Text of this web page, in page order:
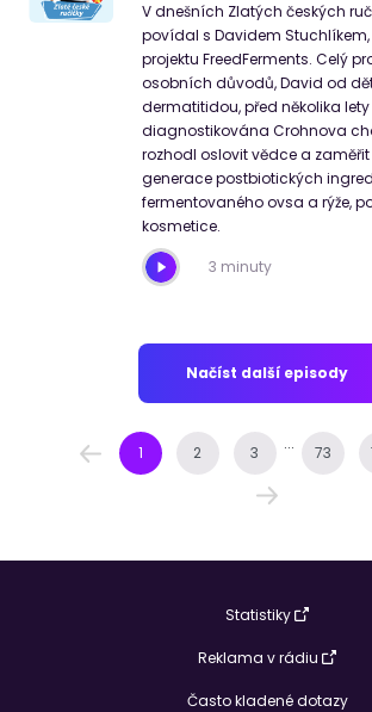
V dnešních Zlatých českých
povídal s Davidem
projektu FreedFerments. Celý
osobních důvodů, David od
dermatitidou, před několika
diagnostikována Crohnova
rozhodl oslovit vědce a
generace postbiotických
fermentovaného ovsa a rýže,
kosmetice.
3 minuty
Načíst další episody
1 2 3 ... 73
Statistiky
Reklama v rádiu
Často kladené dotazy